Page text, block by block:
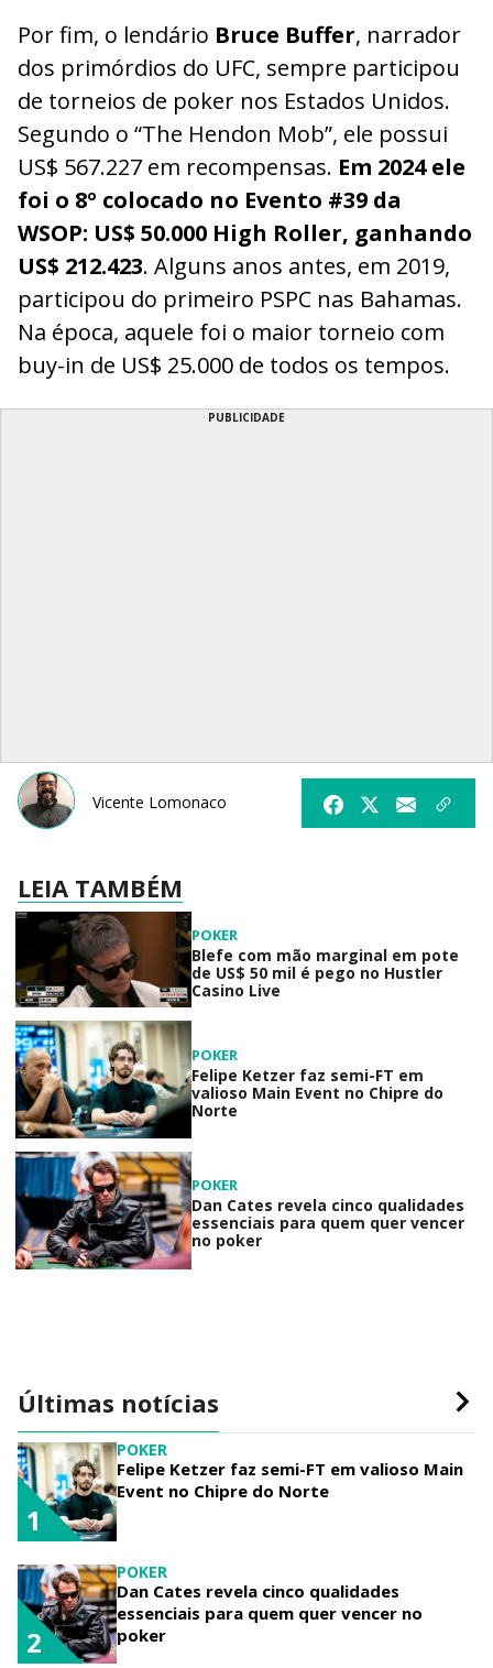
Por fim, o lendário Bruce Buffer, narrador
dos primórdios do UFC, sempre participou
de torneios de poker nos Estados Unidos.
Segundo o “The Hendon Mob”, ele possui
US$ 567.227 em recompensas. Em 2024 ele
foi o 8º colocado no Evento #39 da
WSOP: US$ 50.000 High Roller, ganhando
US$ 212.423. Alguns anos antes, em 2019,
participou do primeiro PSPC nas Bahamas.
Na época, aquele foi o maior torneio com
buy-in de US$ 25.000 de todos os tempos.
PUBLICIDADE
Vicente Lomonaco
LEIA TAMBÉM
POKER
Blefe com mão marginal em pote
de US$ 50 mil é pego no Hustler
Casino Live
POKER
Felipe Ketzer faz semi-FT em
valioso Main Event no Chipre do
Norte
POKER
Dan Cates revela cinco qualidades
essenciais para quem quer vencer
no poker
Últimas notícias
POKER
Felipe Ketzer faz semi-FT em valioso Main
Event no Chipre do Norte
1
POKER
Dan Cates revela cinco qualidades
essenciais para quem quer vencer no
poker
2